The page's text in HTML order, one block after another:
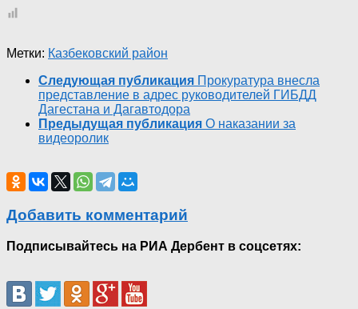
Метки: Казбековский район
Следующая публикация Прокуратура внесла
представление в адрес руководителей ГИБДД
Дагестана и Дагавтодора
Предыдущая публикация О наказании за
видеоролик
Добавить комментарий
Подписывайтесь на РИА Дербент в соцсетях: